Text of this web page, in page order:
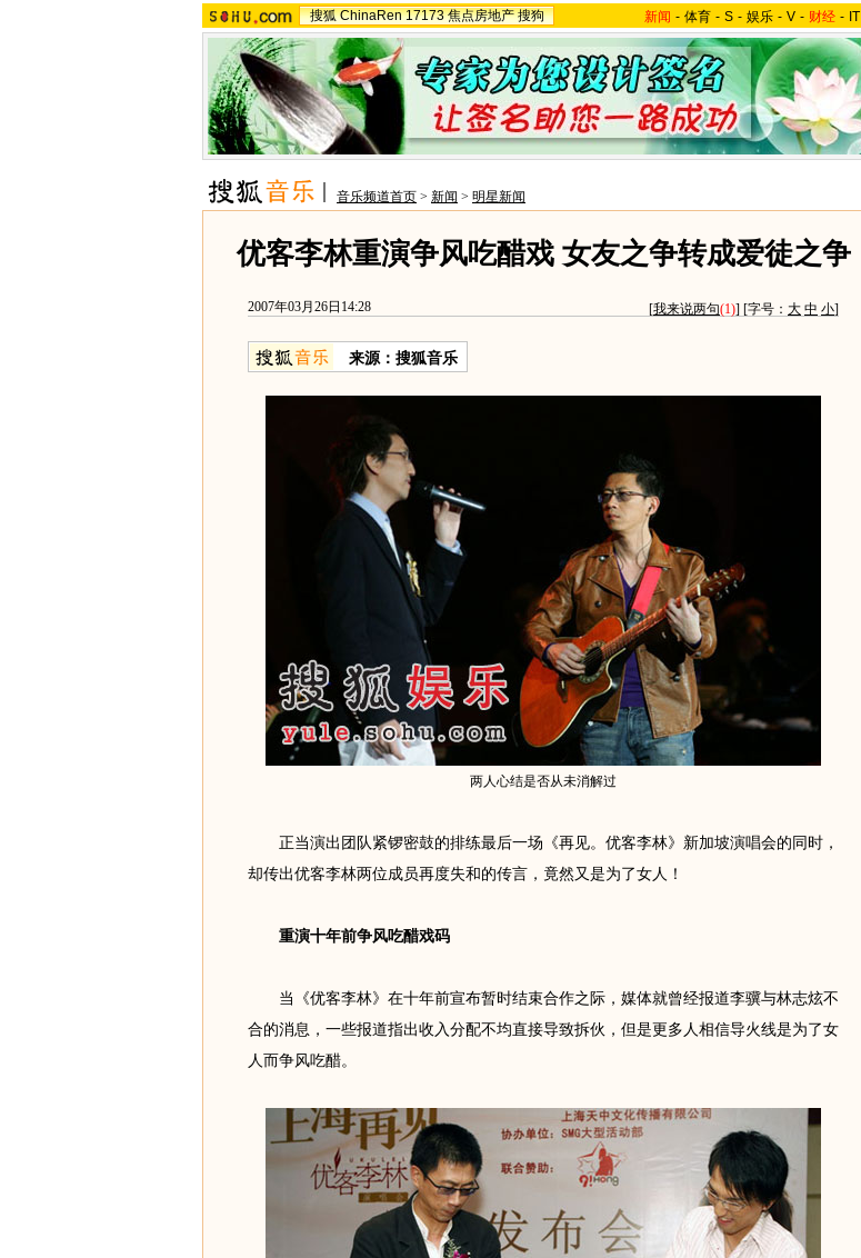
搜狐 ChinaRen 17173 焦点房地产 搜狗 新闻 - 体育 - S - 娱乐 - V - 财经 - IT
音乐频道首页 > 新闻 > 明星新闻
优客李林重演争风吃醋戏 女友之争转成爱徒之争
2007年03月26日14:28 [我来说两句(1)] [字号： 大 中 小]
来源：搜狐音乐
两人心结是否从未消解过
正当演出团队紧锣密鼓的排练最后一场《再见。优客李林》新加坡演唱会的同时，
却传出优客李林两位成员再度失和的传言，竟然又是为了女人！
重演十年前争风吃醋戏码
当《优客李林》在十年前宣布暂时结束合作之际，媒体就曾经报道李骥与林志炫不
合的消息，一些报道指出收入分配不均直接导致拆伙，但是更多人相信导火线是为了女
人而争风吃醋。